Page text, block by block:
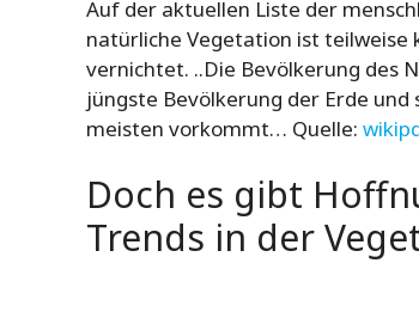
Auf der aktuellen Liste der
natürliche Vegetation ist teilweise
vernichtet. ..Die Bevölkerung des
jüngste Bevölkerung der Erde
meisten vorkommt… Quelle:
Doch es gibt
Trends in der